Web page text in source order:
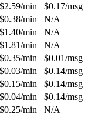
$2.59/min $0.17/msg
$0.38/min
N/A
$1.40/min
N/A
$1.81/min
N/A
$0.35/min $0.01/msg
$0.03/min $0.14/msg
$0.15/min $0.14/msg
$0.04/min $0.14/msg
$0.25/min
N/A